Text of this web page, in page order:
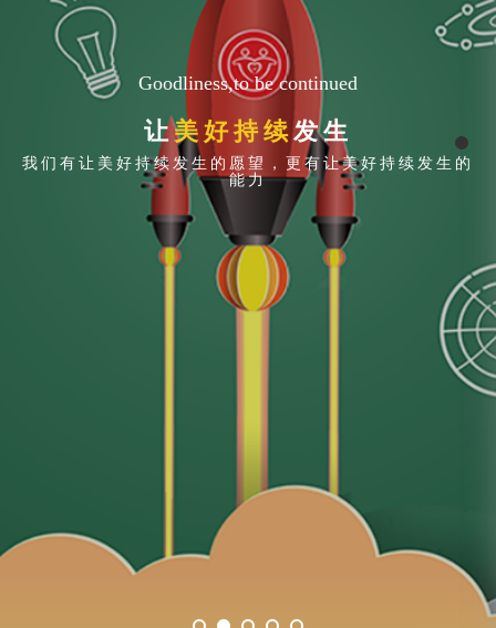
Goodliness,to be continued
让美好持续发生
我们有让美好持续发生的愿望，更有让美好持续发生的
能力